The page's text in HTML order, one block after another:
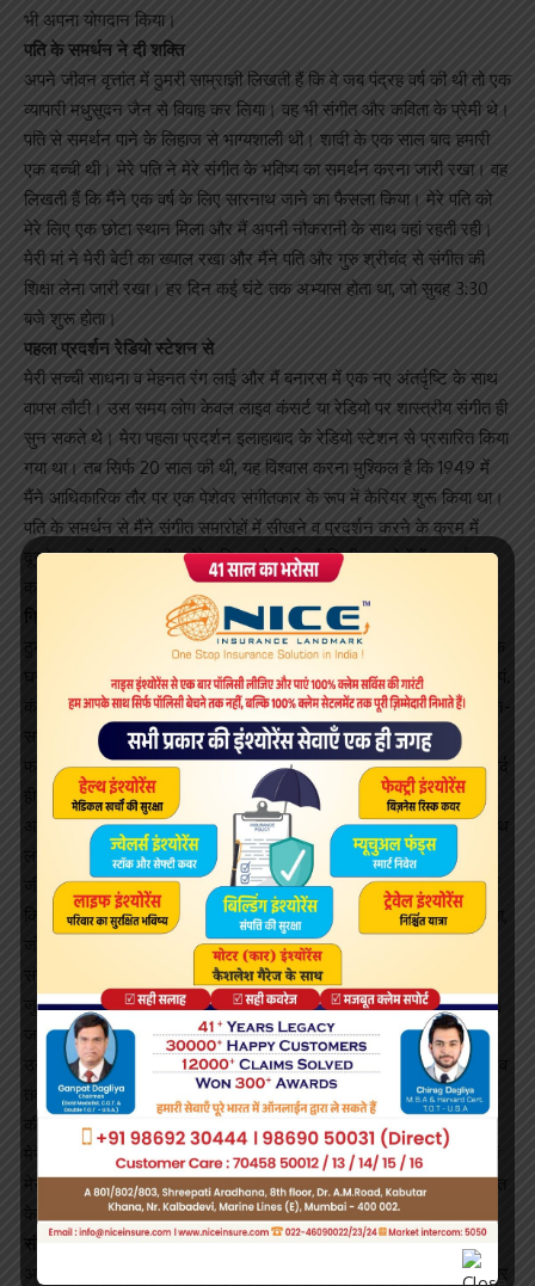
भी अपना योगदान किया।
पति के समर्थन ने दी शक्ति
अपने जीवन वृत्तांत में ठुमरी साम्राज्ञी लिखती हैं कि वे जब पंद्रह वर्ष की थी तो एक
व्यापारी मधुसूदन जैन से विवाह कर लिया। वह भी संगीत और कविता के प्रेमी थे।
पति से समर्थन पाने के लिहाज से भाग्यशाली थी। शादी के एक साल बाद हमारी
एक बच्ची थी। मेरे पति ने मेरे संगीत के भविष्य का समर्थन करना जारी रखा। वह
लिखती हैं कि मैंने एक वर्ष के लिए सारनाथ जाने का फैसला किया। मेरे पति को
मेरे लिए एक छोटा स्थान मिला और मैं अपनी नौकरानी के साथ वहां रहती रही।
मेरी मां ने मेरी बेटी का ख्याल रखा और मैंने पति और गुरु श्रीचंद से संगीत की
शिक्षा लेना जारी रखा। हर दिन कई घंटे तक अभ्यास होता था, जो सुबह 3:30
बजे शुरू होता।
पहला प्रदर्शन रेडियो स्टेशन से
मेरी सच्ची साधना व मेहनत रंग लाई और मैं बनारस में एक नए अंतर्दृष्टि के साथ
वापस लौटी। उस समय लोग केवल लाइव कंसर्ट या रेडियो पर शास्त्रीय संगीत ही
सुन सकते थे। मेरा पहला प्रदर्शन इलाहाबाद के रेडियो स्टेशन से प्रसारित किया
गया था। तब सिर्फ 20 साल की थी, यह विश्वास करना मुश्किल है कि 1949 में
मैंने आधिकारिक तौर पर एक पेशेवर संगीतकार के रूप में कैरियर शुरू किया था।
पति के समर्थन से मैंने संगीत समारोहों में सीखने व प्रदर्शन करने के क्रम में
दूसरे जगहों की यात्र की। मेरे पति चाहते थे कि मैं निजी समारोहों में प्रदर्शन न
करूं और मैं उनकी इच्छा को समायोजित करने के लिए खुश थी।
गिरिजा देवी से जुड़ी खास बातें
ठुमरी साम्राज्ञी के अनुसार संगीत की शिक्षा उन्होंने कबीरचौरा स्थित अपने गुरु के
घर में प्राप्त की। उनके गुरु के वंशज आज भी यहां रहते हैं। इसी कबीरचौरा में पं.
कंठे महाराज, पं. किशन महाराज, हनुमान प्रसाद, बड़े रामदास, राम सहाय, राजन-
साजन मिश्र जैसे कई प्रसिद्ध शास्त्रीय गायकों, संगीतकारों और कई अन्य
फनकारों का परिवार निवास करता है। उनका पूरा जीवन व गायन गंगा के इर्द-गिर्द
ही घूमता रहा।
अपने जीवन वृत्तांत में उन्होंने लिखा है कि बालपन में नदी के किनारे दोस्तों के साथ
लंबे समय तक खेलती रहती थी। यह सोचने में आश्चर्यजनक है कि कई वर्ष बाद
जीवन के लिए मछली की लड़ाई की पीड़ा अपने संगीत में ला पाई थी।वे लिखती हैं
कि कैसे उनके पिता रामदेव राय ने घुड़सवारी और घोड़ों की सवारी करना सिखाया,
जो कि शुरुआती 20 वीं शताब्दी में छोटी लड़कियों के लिए आम बात नहीं थी।
संगीत के असली संरक्षक के रूप में मेरे पिता भी एक थे, जिन्होंने गायन के मेरे
जुनून को मान्यता दी। पंडित सरजू प्रसाद मिश्र के रूप में मुझे पहले गुरू मिले।
जब मैं चार साल की थी तब मुखर संगीत में मेरा कठोर प्रशिक्षण शुरू हुआ।
उन्होंने ख्याल, ठुमरी सहित तमाम शास्त्रीय रूप और तप की तरह अधिक कठिन व
तकनीकी रूप से जटिल शैलियों को पढ़ाया। सरजू प्रसाद के बाद श्रीचंद मिश्र
की शिष्या बनी। वे लिखती हैं कि दुर्भाग्य से पिता के अलावा परिवार के अन्य लोग
मेरे गायन के खिलाफ थे। उनका सहयोग भी नहीं मिलता था। मेरी मां, जो बाद में
मेरी सबसे बड़ी प्रशंसक में से एक बन गई समझ नहीं सकीं कि मैं शास्त्रीय संगीत
के लिए इतना समय क्यों बर्बाद कर रही थी।
संगीत के सफर में मिले फनकार
अपने जीवन वृत्तांत में ठुमरी साम्राज्ञी लिखती हैं कि मैंने पूरे भारत में यात्र की और